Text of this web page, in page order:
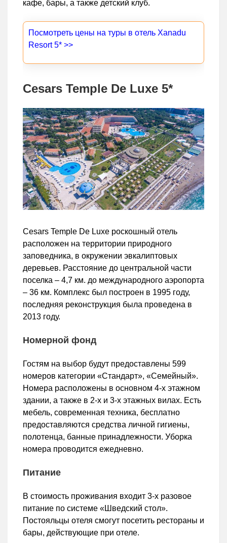
кафе, бары, а также детский клуб.
Посмотреть цены на туры в отель Xanadu
Resort 5* >>
Cesars Temple De Luxe 5*
Cesars Temple De Luxe роскошный отель
расположен на территории природного
заповедника, в окружении эвкалиптовых
деревьев. Расстояние до центральной части
поселка – 4,7 км. до международного аэропорта
– 36 км. Комплекс был построен в 1995 году,
последняя реконструкция была проведена в
2013 году.
Номерной фонд
Гостям на выбор будут предоставлены 599
номеров категории «Стандарт», «Семейный».
Номера расположены в основном 4-х этажном
здании, а также в 2-х и 3-х этажных вилах. Есть
мебель, современная техника, бесплатно
предоставляются средства личной гигиены,
полотенца, банные принадлежности. Уборка
номера проводится ежедневно.
Питание
В стоимость проживания входит 3-х разовое
питание по системе «Шведский стол».
Постояльцы отеля смогут посетить рестораны и
бары, действующие при отеле.